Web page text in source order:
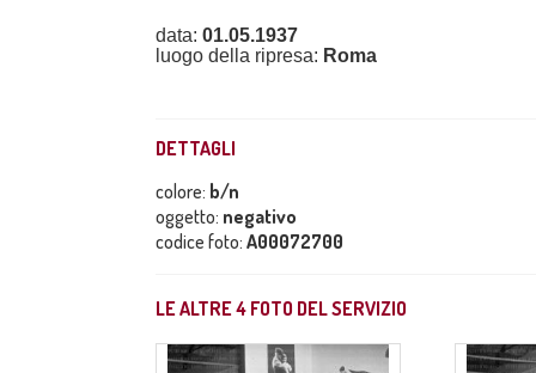
data: 01.05.1937
luogo della ripresa: Roma
DETTAGLI
colore: b/n
oggetto: negativo
codice foto: A00072700
LE ALTRE4 FOTO DEL SERVIZIO